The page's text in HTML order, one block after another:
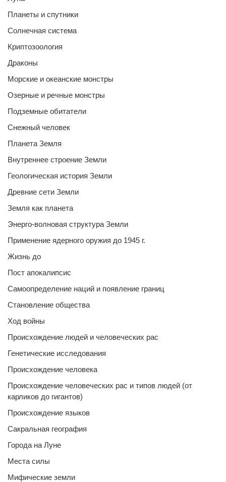
Планеты и спутники
Солнечная система
Криптозоология
Драконы
Морские и океанские монстры
Озерные и речные монстры
Подземные обитатели
Снежный человек
Планета Земля
Внутреннее строение Земли
Геологическая история Земли
Древние сети Земли
Земля как планета
Энерго-волновая структура Земли
Применение ядерного оружия до 1945 г.
Жизнь до
Пост апокалипсис
Самоопределение наций и появление границ
Становление общества
Ход войны
Происхождение людей и человеческих рас
Генетические исследования
Происхождение человека
Происхождение человеческих рас и типов людей (от
карликов до гигантов)
Происхождение языков
Сакральная география
Города на Луне
Места силы
Мифические земли